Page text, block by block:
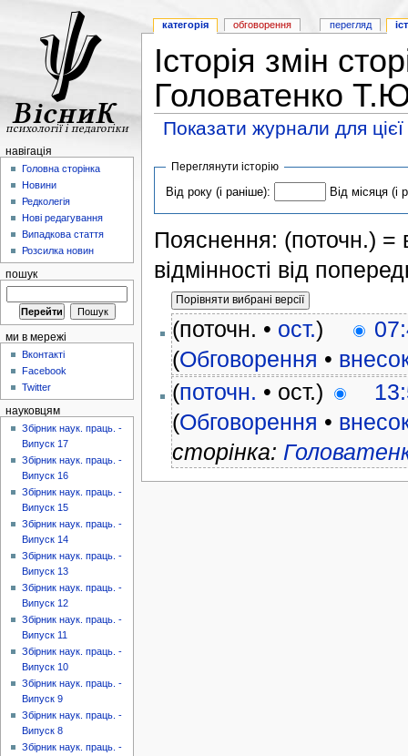
Історія змін
Головатенко
Показати журнали для цієї
Переглянути історію
Від року (і раніше): Від місяця (і
Пояснення: (поточн.) =
відмінності від
(поточн. • ост.)
(Обговорення •
(поточн. • ост.)
(Обговорення •
сторінка:
категорія обговорення перегляд
навігація
Головна сторінка
Новини
Редколегія
Нові редагування
Випадкова стаття
Розсилка новин
пошук
ми в мережі
Вконтакті
Facebook
Twitter
науковцям
Збірник наук. праць. -
Випуск 17
Збірник наук. праць. -
Випуск 16
Збірник наук. праць. -
Випуск 15
Збірник наук. праць. -
Випуск 14
Збірник наук. праць. -
Випуск 13
Збірник наук. праць. -
Випуск 12
Збірник наук. праць. -
Випуск 11
Збірник наук. праць. -
Випуск 10
Збірник наук. праць. -
Випуск 9
Збірник наук. праць. -
Випуск 8
Збірник наук. праць. -